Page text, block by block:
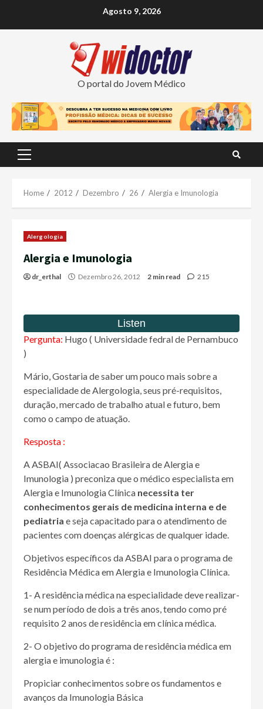
Agosto 9, 2026
O portal do Jovem Médico
Primary
Home 2012 Dezembro 26 Alergia e Imunologia
Alergologia
Alergia e Imunologia
dr_erthal Dezembro 26, 2012 2 min read 215
Pergunta: Hugo ( Universidade fedral de Pernambuco
)
Mário, Gostaria de saber um pouco mais sobre a
especialidade de Alergologia, seus pré-requisitos,
duração, mercado de trabalho atual e futuro, bem
como o campo de atuação.
Resposta :
A ASBAI( Associacao Brasileira de Alergia e
Imunologia ) preconiza que o médico especialista em
Alergia e Imunologia Clínica necessita ter
conhecimentos gerais de medicina interna e de
pediatria e seja capacitado para o atendimento de
pacientes com doenças alérgicas de qualquer idade.
Objetivos específicos da ASBAI para o programa de
Residência Médica em Alergia e Imunologia Clínica.
1- A residência médica na especialidade deve realizar-
se num período de dois a três anos, tendo como pré
requisito 2 anos de residência em clínica médica.
2- O objetivo do programa de residência médica em
alergia e imunologia é :
Propiciar conhecimentos sobre os fundamentos e
avanços da Imunologia Básica